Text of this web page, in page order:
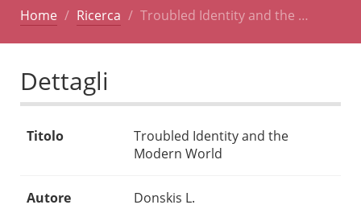
Home Ricerca Troubled Identity and the …
Dettagli
Titolo
Troubled Identity and the
Modern World
Autore Donskis L.